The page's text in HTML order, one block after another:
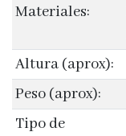
Materiales:
Altura (aprox):
Peso (aprox):
Tipo de